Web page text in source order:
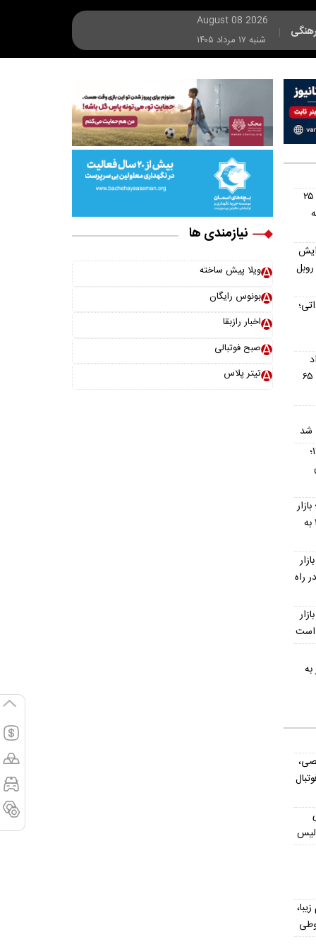
|
August 08 2026
شنبه ۱۷ مرداد ۱۴۰۵
هشدار تازه درباره بازار اجاره؛ سقف ۲۵
مرداد ۱۴۰۵ افزایش
۱۴۰۵؛ بازار سبز شد، BTC دوباره به ۶۵
شد
قیمت دام زنده امروز ۱۷ مرداد ۱۴۰۵؛
امروز ۱۷ مرداد ۱۴۰۵؛ بازار
در مرز ثبات و افزایش، ذوب‌آهن ۱۶ به
۱۷ مرداد ۱۴۰۵؛ بازار
راه
۱۷ مرداد ۱۴۰۵؛ بازار
است
دلار به
از ۳۰۰ اسم زیبا،
نیازمندی ها
ویلا پیش ساخته
بونوس رایگان
اخبار رازبقا
صبح فوتبالی
تیتر پلاس